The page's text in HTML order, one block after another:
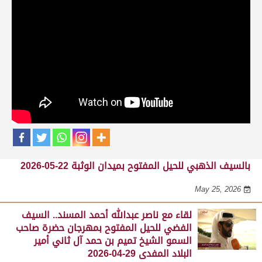
المفتوح بميدان الوثبة 22-05-2026
May 25, 2026
بالسيف الذهبي للحيل المفتوح بميدان الوثبة 22-05-2026
May 25, 2026
لقاء مع ناصر عبدالله أحمد المسند.. السيف
الفضي للحيل المفتوح بمهرجان حضرة صاحب
السمو الشيخ تميم بن حمد آل ثاني أمير
البلاد المفدى 29-04-2026